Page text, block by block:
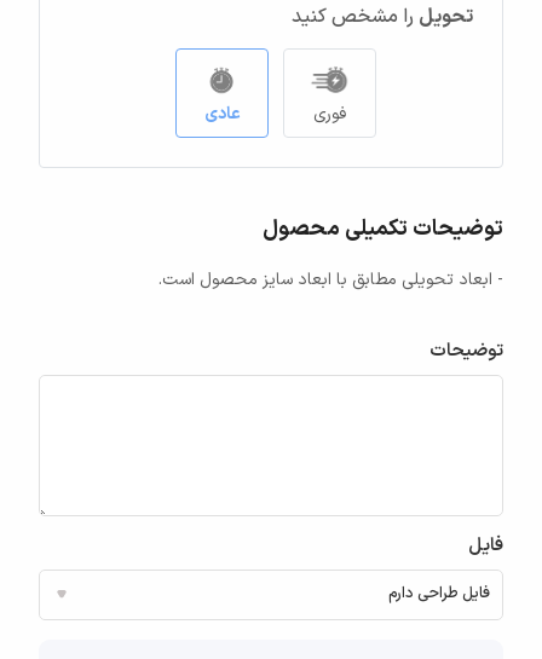
تحویل را مشخص کنید
فوری عادی
توضیحات تکمیلی محصول
- ابعاد تحویلی مطابق با ابعاد سایز محصول است.
توضیحات
فایل